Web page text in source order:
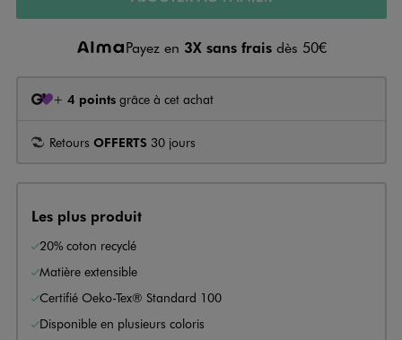
Payez en 3X sans frais dès 50€
+ 4 points grâce à cet achat
Retours OFFERTS 30 jours
Les plus produit
20% coton recyclé
Matière extensible
Certifié Oeko-Tex® Standard 100
Disponible en plusieurs coloris